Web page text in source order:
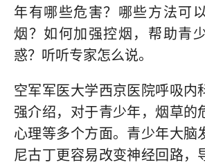
年有哪些危害？哪些方法可
烟？如何加强控烟，帮助青
惑？听听专家怎么说。
空军军医大学西京医院呼吸内
强介绍，对于青少年，烟草的
心理等多个方面。青少年大脑
尼古丁更容易改变神经回路，